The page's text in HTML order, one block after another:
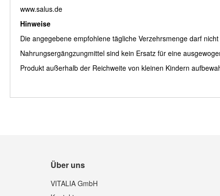
www.salus.de
Hinweise
Die angegebene empfohlene tägliche Verzehrsmenge darf
Nahrungsergängzungmittel sind kein Ersatz für eine
Produkt außerhalb der Reichweite von kleinen Kindern
Über uns
VITALIA GmbH